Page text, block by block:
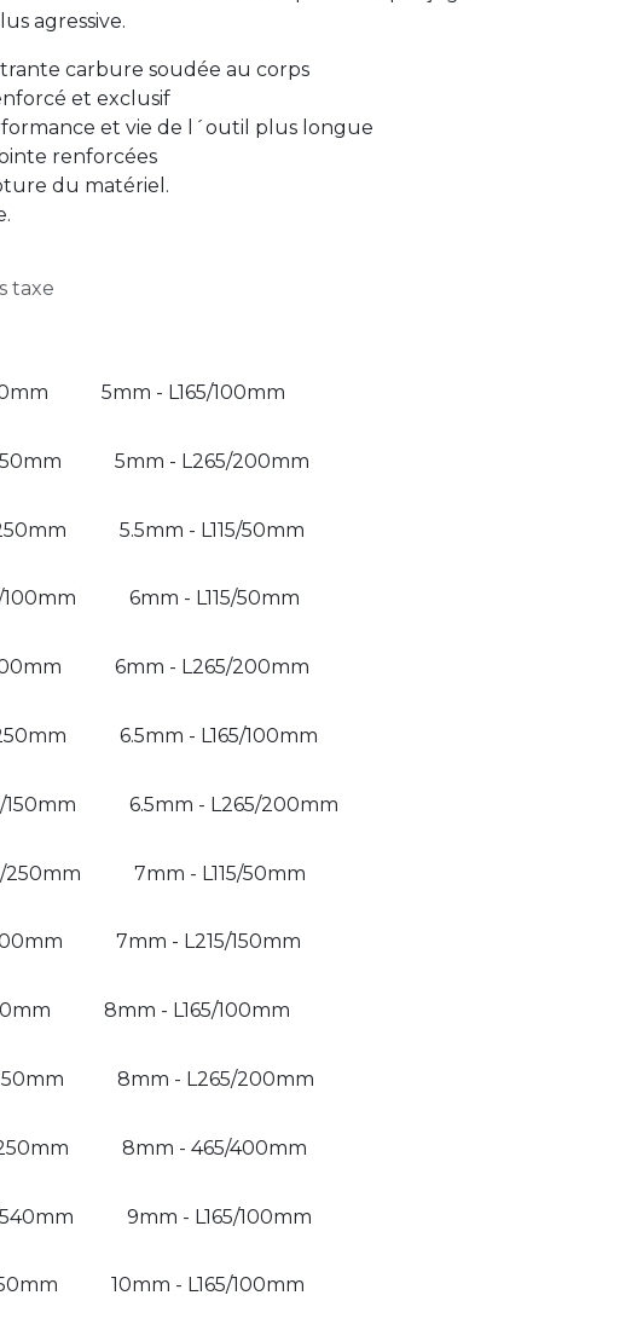
agressive.
carbure soudée au corps
et exclusif
et vie de l´outil plus longue
renforcées
du matériel.
taxe
5mm - L165/100mm
5mm - L265/200mm
5.5mm - L115/50mm
100mm 6mm - L115/50mm
6mm - L265/200mm
6.5mm - L165/100mm
150mm 6.5mm - L265/200mm
250mm 7mm - L115/50mm
7mm - L215/150mm
8mm - L165/100mm
8mm - L265/200mm
8mm - 465/400mm
9mm - L165/100mm
10mm - L165/100mm